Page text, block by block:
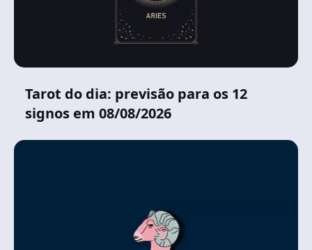
Tarot do dia: previsão para os 12
signos em 08/08/2026